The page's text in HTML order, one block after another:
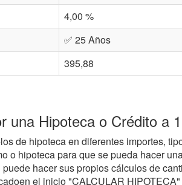
4,00 %
✅ 25 Años
395,88
una Hipoteca o Crédito a
de hipoteca en diferentes importes,
o hipoteca para que se pueda hacer
puede hacer sus propios cálculos de
el inicio "CALCULAR HIPOTECA"